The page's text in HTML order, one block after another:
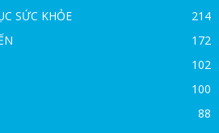
SỨC KHỎE
214
172
102
100
88